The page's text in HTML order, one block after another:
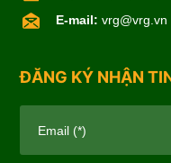
E-mail: vrg@vrg.vn
ĐĂNG KÝ NHẬN
Email (*)